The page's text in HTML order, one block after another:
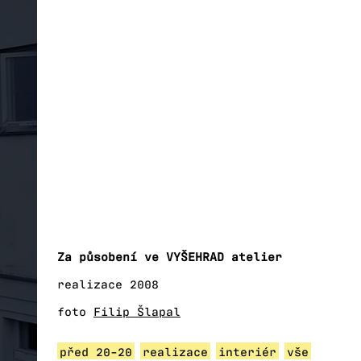
Za působení ve VYŠEHRAD atelier
realizace 2008
foto Filip Šlapal
před 20-20 realizace interiér vše